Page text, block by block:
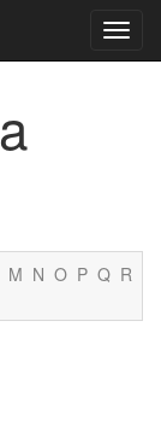
M N O P Q R